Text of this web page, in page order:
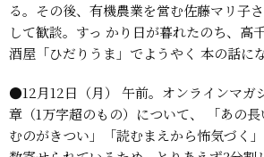
る。その後、有機農業を営む佐藤マリ子
して歓談。すっ かり日が暮れたのち、高
酒屋「ひだりうま」でようやく 本の話に
●12月12日（月）
午前。オンラインマガ
章（1万字超のもの）について、
「あの
むのがきつい」「読むまえから怖気づく